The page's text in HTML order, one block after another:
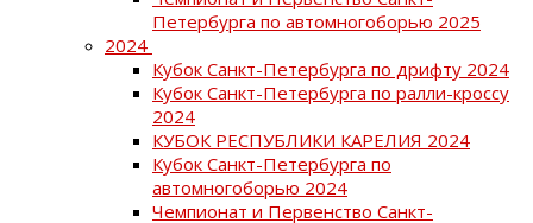
Петербурга по автомногоборью 2025
2024
Кубок Санкт-Петербурга по дрифту 2024
Кубок Санкт-Петербурга по ралли-кроссу
2024
КУБОК РЕСПУБЛИКИ КАРЕЛИЯ 2024
Кубок Санкт-Петербурга по
автомногоборью 2024
Чемпионат и Первенство Санкт-